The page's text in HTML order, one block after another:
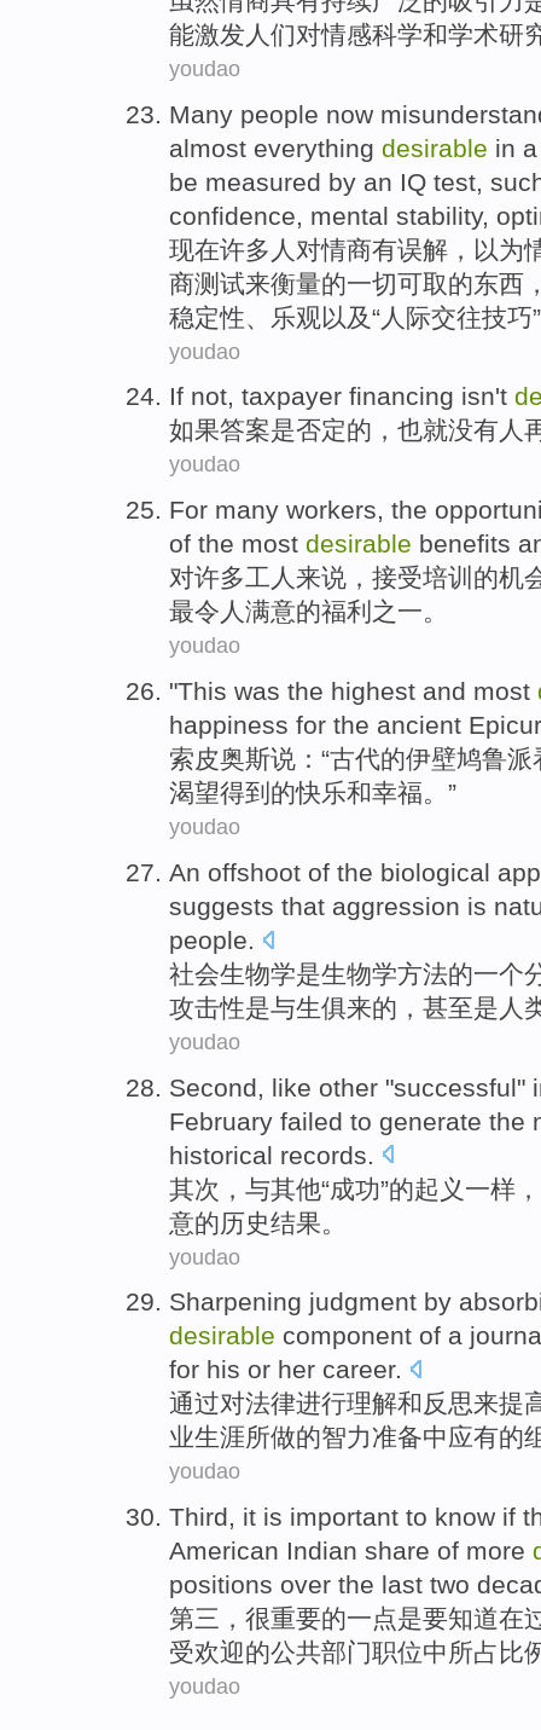
能激发人们对情感科学和学术研
youdao
Many people now
almost everything desirable in
be measured by an IQ test,
confidence, mental stability,
现在许多人对情商有误解，以为
商测试来衡量的一切可取的东西
稳定性、乐观以及“人际交往技巧
youdao
If not, taxpayer financing isn't
如果答案是否定的， 也就没有人
youdao
For many workers, the
of the most desirable benefits
对许多工人来说 ， 接受培训 的机
最令人满意的福利 之一。
youdao
"This was the highest and most
happiness for the ancient
索皮奥斯说：“古代的伊壁鸠鲁派
渴望得到 的快乐和幸福。”
youdao
An offshoot of the biological
suggests that aggression is
people.
社会生物学是生物学方法的一个
攻击性是与生俱来的， 甚至是 人
youdao
Second like other "successful"
February failed to generate the
historical records.
其次 ， 与其他“成功”的起义一样 ，
意的历史结果。
youdao
Sharpening judgment by
desirable component of a
for his or her career.
通过对法律进行理解和 反思来提
业生涯所做的智力准备中应有的
youdao
Third, it is important to know if
American Indian share of more
positions over the last two
第三 ， 很重要的一点是要知道在
受欢迎的公共部门职位中所占比
youdao